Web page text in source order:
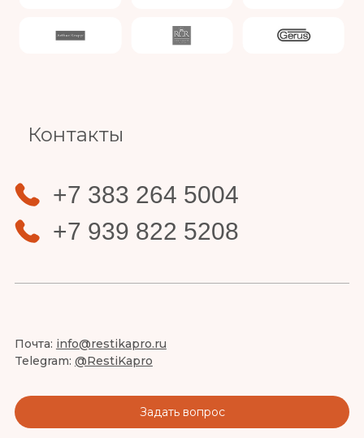
Контакты
+7 383 264 5004
+7 939 822 5208
Почта: info@restikapro.ru
Telegram: @RestiKapro
Задать вопрос